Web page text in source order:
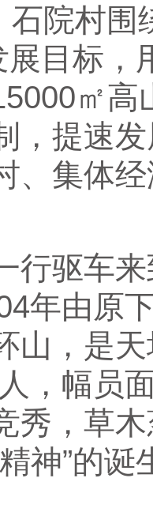
石院村
展目标
㎡
，提速
、集体
行驱车
年由原
山，是
，幅员
秀，草
神”的诞